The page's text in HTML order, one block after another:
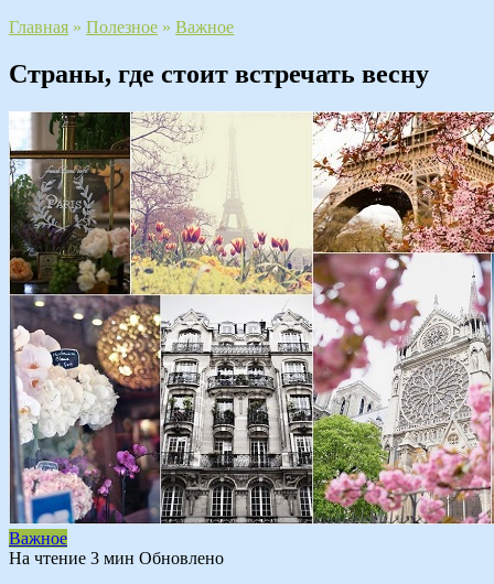
Главная » Полезное » Важное
Страны, где стоит встречать весну
Важное
На чтение 3 мин Обновлено